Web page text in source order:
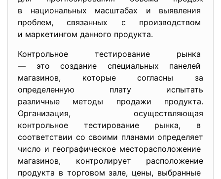
в национальных масштабах и выявления
проблем, связанных с производством
и маркетингом данного продукта.
Контрольное тестирование рынка
— это создание специальных панелей
магазинов, которые согласны за
определенную плату испытать
различные методы продажи продукта.
Организация, осуществляющая
контрольное тестирование рынка, в
соответствии со своими планами определяет
число и географическое месторасположение
магазинов, контролирует расположение
продукта в торговом зале, цены, выбранные